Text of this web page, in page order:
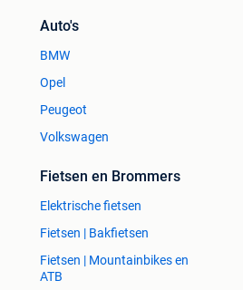
Auto's
BMW
Opel
Peugeot
Volkswagen
Fietsen en Brommers
Elektrische fietsen
Fietsen | Bakfietsen
Fietsen | Mountainbikes en
ATB